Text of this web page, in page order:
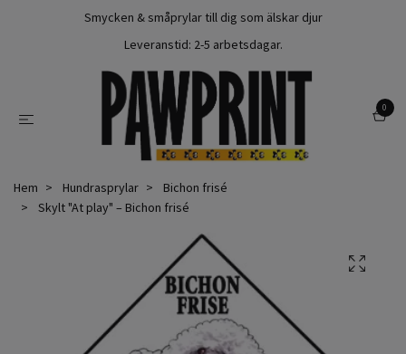
Smycken & småprylar till dig som älskar djur
Leveranstid: 2-5 arbetsdagar.
0
Hem Hundrasprylar
Bichon frisé
Skylt "At play" – Bichon frisé